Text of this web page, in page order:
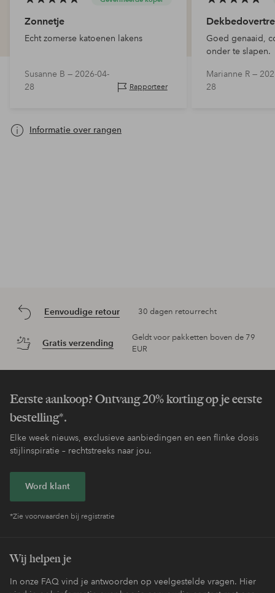
Zonnetje
Echt zomerse katoenen lakens
Susanne B — 2026-04-
28
Rapporteer
Goed genaaid,
onder te slapen.
Marianne R —
28
Informatie over rangen
Eenvoudige retour 30 dagen retourrecht
Gratis verzending
Geldt voor pakketten boven de 79
EUR
Eerste aankoop? Ontvang 20% korting op je eerste
bestelling*.
Elke week nieuws, exclusieve aanbiedingen en een flinke dosis
stijlinspiratie – rechtstreeks naar jou.
Word klant
*Zie voorwaarden bij registratie
Wij helpen je
In onze FAQ vind je antwoorden op veelgestelde vragen. Hier